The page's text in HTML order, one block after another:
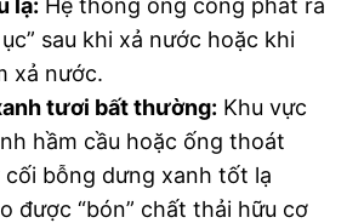
lạ: Hệ thống ống cống phát ra
sau khi xả nước hoặc khi
xả nước.
tươi bất thường: Khu vực
hầm cầu hoặc ống thoát
cối bỗng dưng xanh tốt lạ
được “bón” chất thải hữu cơ